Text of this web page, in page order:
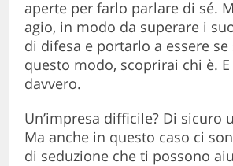
aperte per farlo parlare di sé.
agio, in modo da superare i
di difesa e portarlo a essere se
questo modo, scoprirai chi è.
davvero.
Un’impresa difficile? Di sicuro
Ma anche in questo caso ci
di seduzione che ti possono